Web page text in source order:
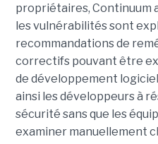
propriétaires, Continuum
les vulnérabilités sont
recommandations de
correctifs pouvant être
de développement
ainsi les développeurs à
sécurité sans que les
examiner manuellement